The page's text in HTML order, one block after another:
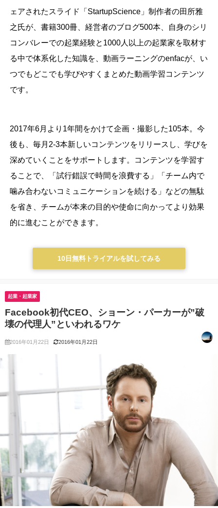
ェアされたスライド「StartupScience」制作者の田所雅
之氏が、書籍300冊、経営者のブログ500本、自身のシリ
コンバレーでの起業経験と1000人以上の起業家を取材す
る中で体系化した知識を、動画ラーニングのenfacが、い
つでもどこでも学びやすくまとめた動画学習コンテンツ
です。
2017年6月より1年間をかけて企画・撮影した105本。今
後も、毎月2-3本新しいコンテンツをリリースし、学びを
深めていくことをサポートします。
コンテンツを学習す
ることで、「試行錯誤で時間を浪費する」「チーム内で
噛み合わないコミュニケーションを続ける」などの無駄
を省き、チームが本来の目的や使命に向かってより効果
的に進むことができます。
10日無料トライアルを試してみる
起業・起業家
Facebook初代CEO、ショーン・パーカーが”破
壊の代理人”といわれるワケ
2016年01月22日 2016年01月22日